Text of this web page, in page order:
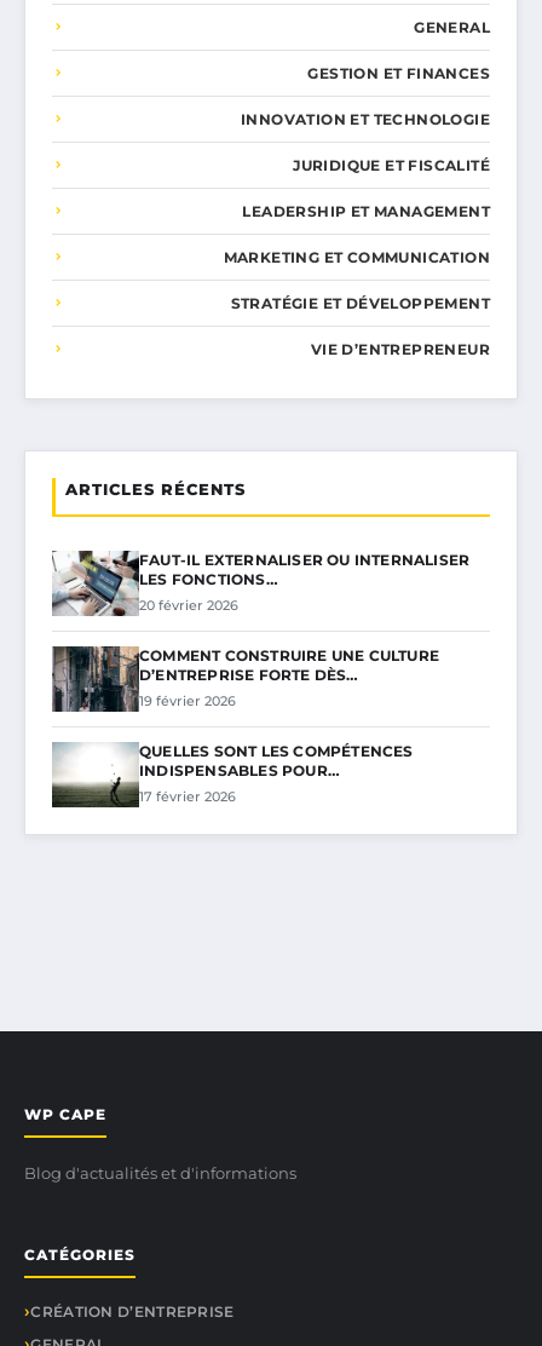
GENERAL
GESTION ET FINANCES
INNOVATION ET TECHNOLOGIE
JURIDIQUE ET FISCALITÉ
LEADERSHIP ET MANAGEMENT
MARKETING ET COMMUNICATION
STRATÉGIE ET DÉVELOPPEMENT
VIE D’ENTREPRENEUR
ARTICLES RÉCENTS
FAUT-IL EXTERNALISER OU INTERNALISER
LES FONCTIONS…
20 février 2026
COMMENT CONSTRUIRE UNE CULTURE
D’ENTREPRISE FORTE DÈS…
19 février 2026
QUELLES SONT LES COMPÉTENCES
INDISPENSABLES POUR…
17 février 2026
WP CAPE
Blog d'actualités et d'informations
CATÉGORIES
CRÉATION D’ENTREPRISE